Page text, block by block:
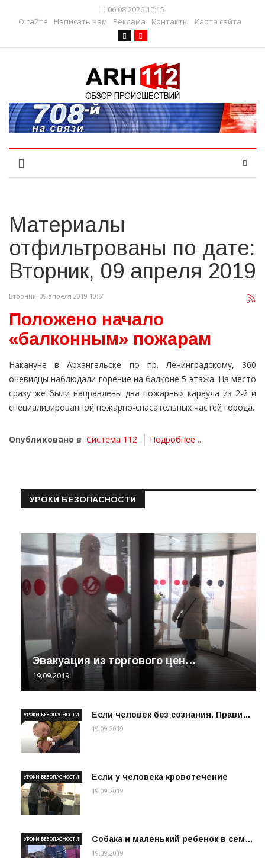
06.08.2026 10:15
О сайте
Написать нам Реклама Контакты Карта сайта
Материалы
отфильтрованы по дате:
Вторник, 09 апреля 2019
Вторник, 09 апреля 2019 10:51
Положено начало
«балконным» пожарам
Накануне в Архангельске по пр. Ленинградскому, 360
очевидцы наблюдали горение на балконе 5 этажа. На место
сразу же были направлены два пожарных караула из 2-й и
специализированной пожарно-спасательных частей города.
Опубликовано в Система 112 Подробнее ...
УРОКИ БЕЗОПАСНОСТИ
Эвакуация из торгового цен…
19.09.2019
Если человек без сознания. Прави…
УРОКИ БЕЗОПАСНОСТИ
19.09.2019
Если у человека кровотечение
УРОКИ БЕЗОПАСНОСТИ
19.09.2019
Собака и маленький ребенок в сем…
УРОКИ БЕЗОПАСНОСТИ
19.09.2019